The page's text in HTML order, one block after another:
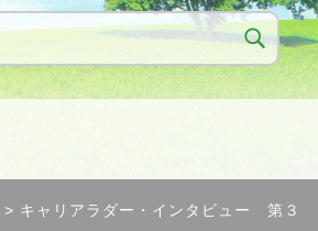
> キャリアラダー・インタビュー 第３